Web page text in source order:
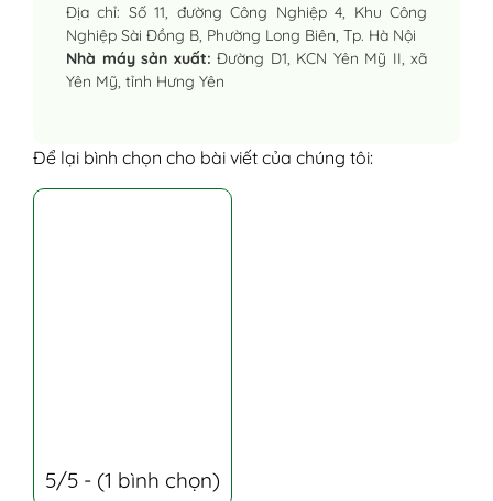
Địa chỉ: Số 11, đường Công Nghiệp 4, Khu Công
Nghiệp Sài Đồng B, Phường Long Biên, Tp. Hà Nội
Nhà máy sản xuất: Đường D1, KCN Yên Mỹ II, xã
Yên Mỹ, tỉnh Hưng Yên
Để lại bình chọn cho bài viết của chúng tôi:
5/5 - (1 bình chọn)